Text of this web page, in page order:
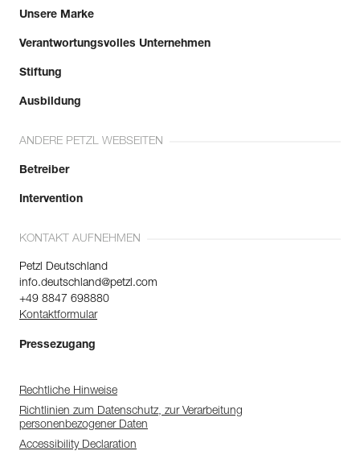
Unsere Marke
Verantwortungsvolles Unternehmen
Stiftung
Ausbildung
ANDERE PETZL WEBSEITEN
Betreiber
Intervention
KONTAKT AUFNEHMEN
Petzl Deutschland
info.deutschland@petzl.com
+49 8847 698880
Kontaktformular
Pressezugang
Rechtliche Hinweise
Richtlinien zum Datenschutz, zur Verarbeitung
personenbezogener Daten
Accessibility Declaration